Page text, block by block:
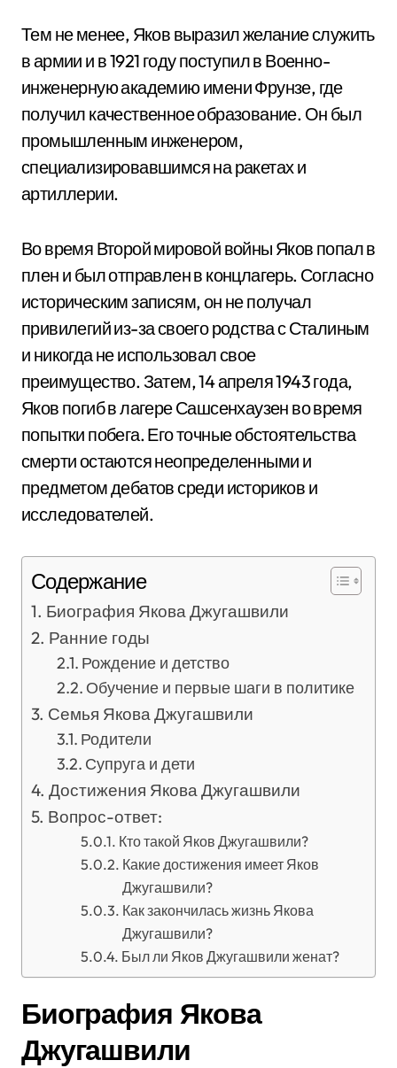
Тем не менее, Яков выразил желание служить
в армии и в 1921 году поступил в Военно-
инженерную академию имени Фрунзе, где
получил качественное образование. Он был
промышленным инженером,
специализировавшимся на ракетах и
артиллерии.
Во время Второй мировой войны Яков попал в
плен и был отправлен в концлагерь. Согласно
историческим записям, он не получал
привилегий из-за своего родства с Сталиным
и никогда не использовал свое
преимущество. Затем, 14 апреля 1943 года,
Яков погиб в лагере Сашсенхаузен во время
попытки побега. Его точные обстоятельства
смерти остаются неопределенными и
предметом дебатов среди историков и
исследователей.
Содержание
Биография Якова Джугашвили
Ранние годы
Рождение и детство
Обучение и первые шаги в политике
Семья Якова Джугашвили
Родители
Супруга и дети
Достижения Якова Джугашвили
Вопрос-ответ:
Кто такой Яков Джугашвили?
Какие достижения имеет Яков
Джугашвили?
Как закончилась жизнь Якова
Джугашвили?
Был ли Яков Джугашвили женат?
Биография Якова
Джугашвили